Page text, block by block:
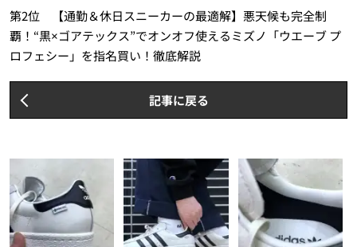
第2位 【通勤＆休日スニーカーの最適解】悪天候も完全制
覇！“黒×ゴアテックス”でオンオフ使えるミズノ「ウエーブ プ
ロフェシー」を指名買い！徹底解説
記事に戻る